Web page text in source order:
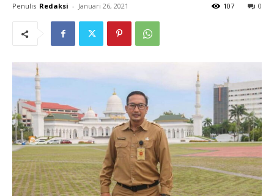
Penulis Redaksi - Januari 26, 2021 0
107